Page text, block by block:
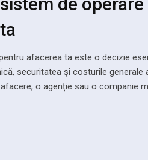
afacerea ta este o decizie
securitatea și costurile generale
o agenție sau o companie